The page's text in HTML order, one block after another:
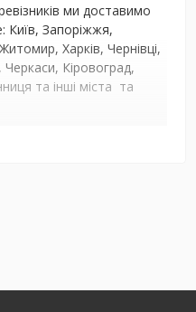
ми доставимо
Київ, Запоріжжя,
Харків, Чернівці,
Кіровоград,
та інші міста та